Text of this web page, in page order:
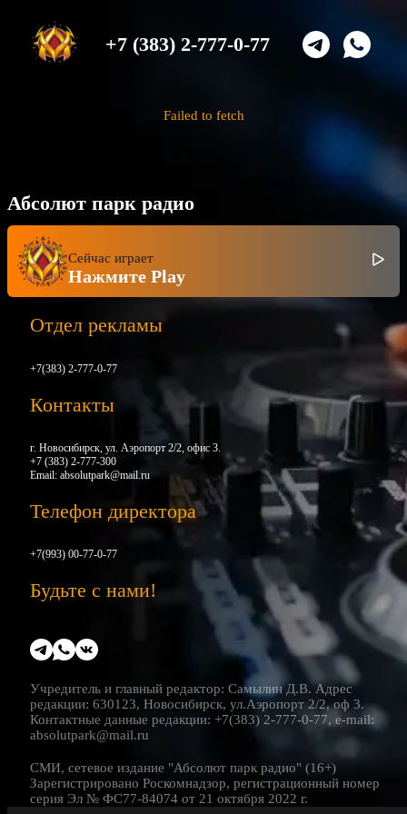
+7 (383) 2-777-0-77
Failed to fetch
Абсолют парк радио
Сейчас играет
Нажмите Play
Отдел рекламы
+7(383) 2-777-0-77
Контакты
г. Новосибирск, ул. Аэропорт 2/2, офис 3.
+7 (383) 2-777-300
Email: absolutpark@mail.ru
Телефон директора
+7(993) 00-77-0-77
Будьте с нами!
Учредитель и главный редактор: Самылин Д.В. Адрес
редакции: 630123, Новосибирск, ул.Аэропорт 2/2, оф 3.
Контактные данные редакции: +7(383) 2-777-0-77, e-mail:
absolutpark@mail.ru
СМИ, сетевое издание "Абсолют парк радио" (16+)
Зарегистрировано Роскомнадзор, регистрационный номер
серия Эл № ФС77-84074 от 21 октября 2022 г.